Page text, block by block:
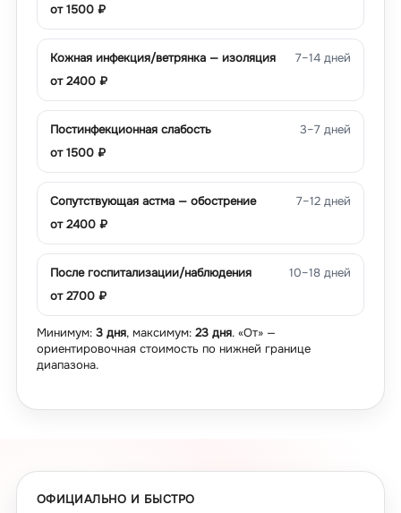
от1500 ₽
Кожная инфекция/ветрянка — изоляция
7–14 дней
от2400 ₽
Постинфекционная слабость
3–7 дней
от1500 ₽
Сопутствующая астма — обострение
7–12 дней
от2400 ₽
После госпитализации/наблюдения
10–18 дней
от2700 ₽
Минимум: 3 дня, максимум: 23 дня. «От» —
ориентировочная стоимость по нижней границе
диапазона.
ОФИЦИАЛЬНО И БЫСТРО